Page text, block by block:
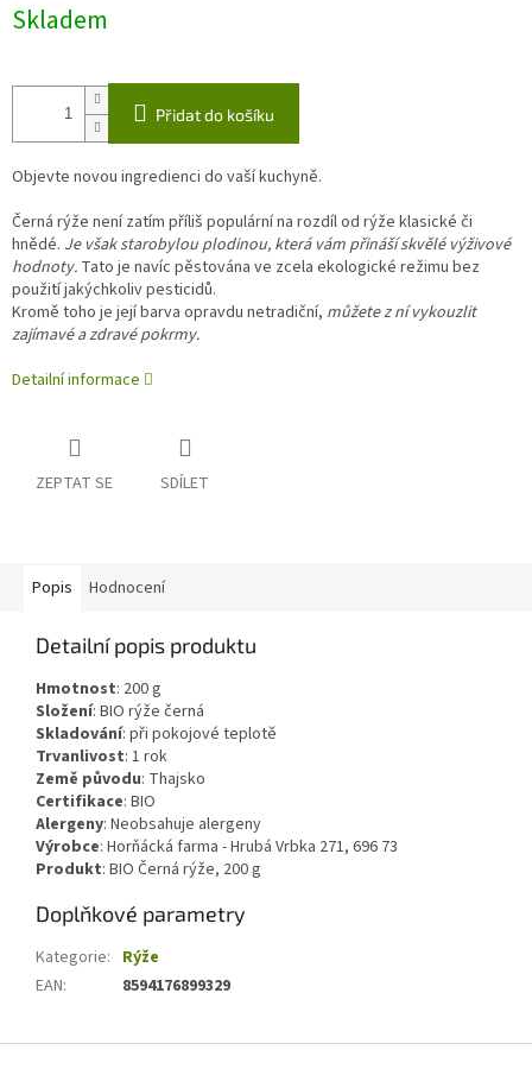
cena:
Skladem
Přidat do košíku
Objevte novou ingredienci do vaší kuchyně.
Černá rýže není zatím příliš populární na rozdíl od rýže klasické či
hnědé. Je však starobylou plodinou, která vám přináší skvělé výživové
hodnoty. Tato je navíc pěstována ve zcela ekologické režimu bez
použití jakýchkoliv pesticidů.
Kromě toho je její barva opravdu netradiční, můžete z ní vykouzlit
zajímavé a zdravé pokrmy.
Detailní informace
ZEPTAT SE SDÍLET
Popis Hodnocení
Detailní popis produktu
Hmotnost: 200g
Složení: BIO rýže černá
Skladování: při pokojové teplotě
Trvanlivost: 1 rok
Země původu: Thajsko
Certifikace: BIO
Alergeny: Neobsahuje alergeny
Výrobce: Horňácká farma - Hrubá Vrbka 271, 696 73
Produkt: BIO Černá rýže, 200 g
Doplňkové parametry
Kategorie: Rýže
EAN: 8594176899329